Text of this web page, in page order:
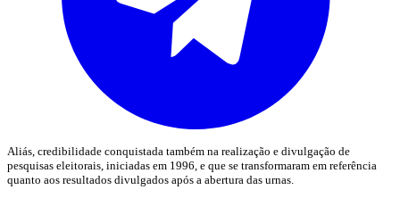
Aliás, credibilidade conquistada também na realização e divulgação de
pesquisas eleitorais, iniciadas em 1996, e que se transformaram em referência
quanto aos resultados divulgados após a abertura das urnas.